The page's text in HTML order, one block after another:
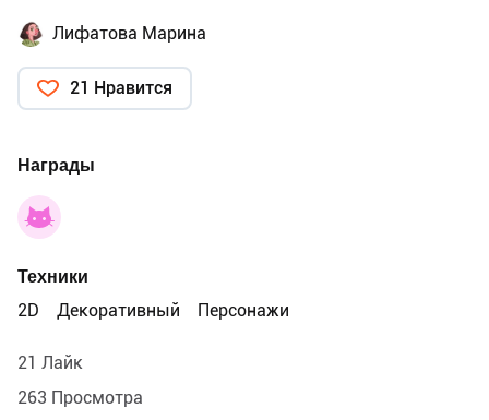
Лифатова Марина
21 Нравится
Награды
Техники
2D
Декоративный Персонажи
21 Лайк
263 Просмотра